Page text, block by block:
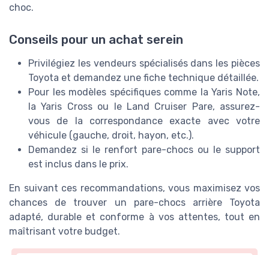
choc.
Conseils pour un achat serein
Privilégiez les vendeurs spécialisés dans les pièces
Toyota et demandez une fiche technique détaillée.
Pour les modèles spécifiques comme la Yaris Note,
la Yaris Cross ou le Land Cruiser Pare, assurez-
vous de la correspondance exacte avec votre
véhicule (gauche, droit, hayon, etc.).
Demandez si le renfort pare-chocs ou le support
est inclus dans le prix.
En suivant ces recommandations, vous maximisez vos
chances de trouver un pare-chocs arrière Toyota
adapté, durable et conforme à vos attentes, tout en
maîtrisant votre budget.